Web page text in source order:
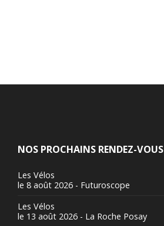
NOS PROCHAINS RENDEZ-VOUS
Les Vélos
le 8 août 2026 - Futuroscope
Les Vélos
le 13 août 2026 - La Roche Posay